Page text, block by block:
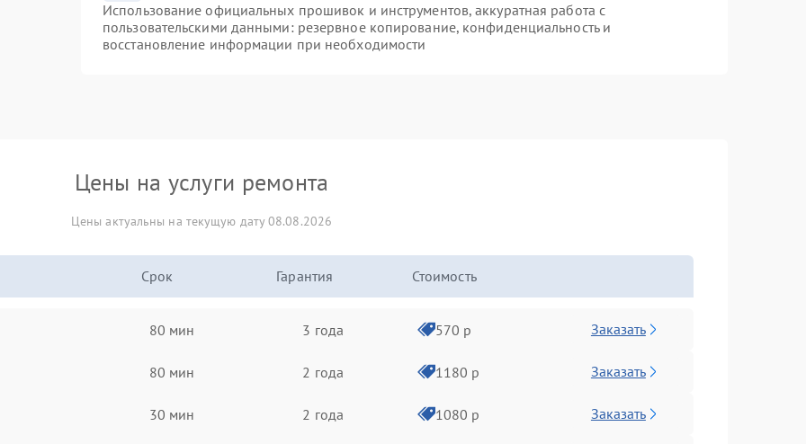
Использование официальных прошивок и инструментов, аккуратная работа с
пользовательскими данными: резервное копирование, конфиденциальность и
восстановление информации при необходимости
Цены на услуги ремонта
Цены актуальны на текущую дату 08.08.2026
Срок Гарантия Стоимость
80 мин 3 года 570 р Заказать
80 мин 2 года 1180 р Заказать
30 мин 2 года 1080 р Заказать